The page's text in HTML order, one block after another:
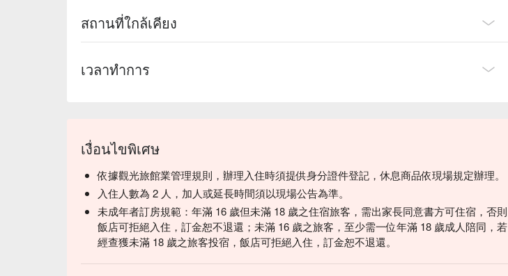
สถานที่ใกล้เคียง
เวลาทำการ
เงื่อนไขพิเศษ
依據觀光旅館業管理規則，辦理入住時須提供身分證件登記，休息商品依現場規定辦理。
入住人數為 2 人，加人或延長時間須以現場公告為準。
未成年者訂房規範：年滿 16 歲但未滿 18 歲之住宿旅客，需出家長同意書方可住宿，否則
飯店可拒絕入住，訂金恕不退還；未滿 16 歲之旅客，至少需一位年滿 18 歲成人陪同，若
經查獲未滿 18 歲之旅客投宿，飯店可拒絕入住，訂金恕不退還。